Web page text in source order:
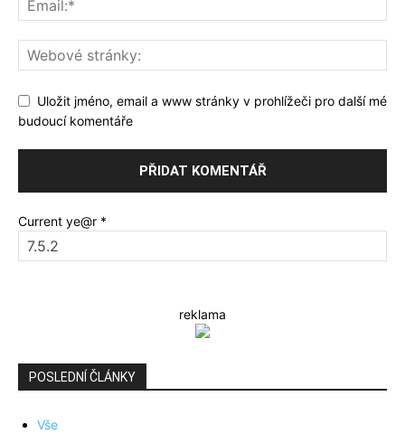
Uložit jméno, email a www stránky v prohlížeči pro další mé
budoucí komentáře
Current ye@r *
reklama
POSLEDNÍ ČLÁNKY
Vše